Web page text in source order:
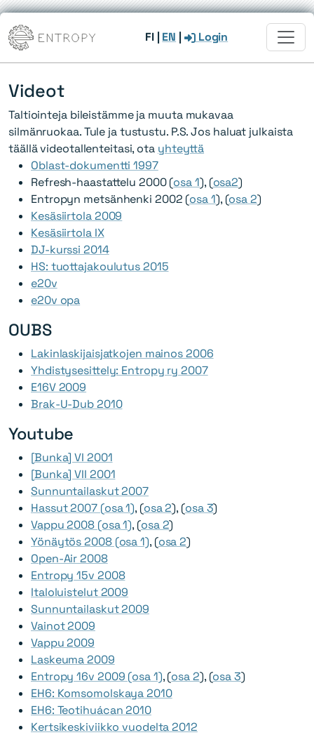
FI| EN | Login
Videot
Taltiointeja bileistämme ja muuta mukavaa
silmänruokaa. Tule ja tustustu. P.S. Jos haluat julkaista
täällä videotallenteitasi, ota yhteyttä
Oblast-dokumentti 1997
Refresh-haastattelu 2000 (osa 1), (osa2)
Entropyn metsänhenki 2002 (osa 1), (osa 2)
Kesäsiirtola 2009
Kesäsiirtola IX
DJ-kurssi 2014
HS: tuottajakoulutus 2015
e20v
e20v opa
OUBS
Lakinlaskijaisjatkojen mainos 2006
Yhdistysesittely: Entropy ry 2007
E16V 2009
Brak-U-Dub 2010
Youtube
[Bunka] VI 2001
[Bunka] VII 2001
Sunnuntailaskut 2007
Hassut 2007 (osa 1), (osa 2), (osa 3)
Vappu 2008 (osa 1), (osa 2)
Yönäytös 2008 (osa 1), (osa 2)
Open-Air 2008
Entropy 15v 2008
Italoluistelut 2009
Sunnuntailaskut 2009
Vainot 2009
Vappu 2009
Laskeuma 2009
Entropy 16v 2009 (osa 1), (osa 2), (osa 3)
EH6: Komsomolskaya 2010
EH6: Teotihuácan 2010
Kertsikeskiviikko vuodelta 2012